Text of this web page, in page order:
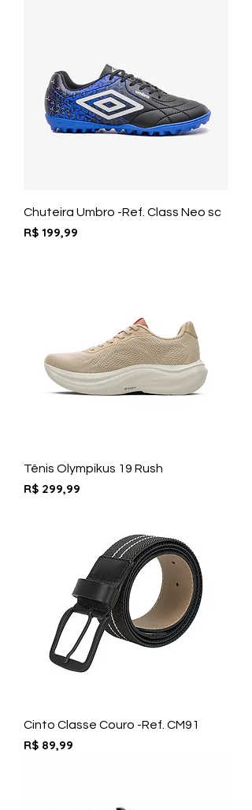
Chuteira Umbro -Ref. Class Neo sc
Preço
R$ 199,99
Tênis Olympikus 19 Rush
Preço
R$ 299,99
Cinto Classe Couro -Ref. CM91
Preço
R$ 89,99